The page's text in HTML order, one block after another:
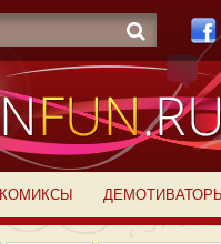
КОМИКСЫ ДЕМОТИВАТОРЫ